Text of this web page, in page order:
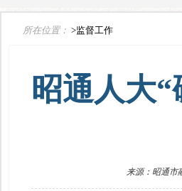
所在位置： >监督工作
昭通人大
来源：昭通市